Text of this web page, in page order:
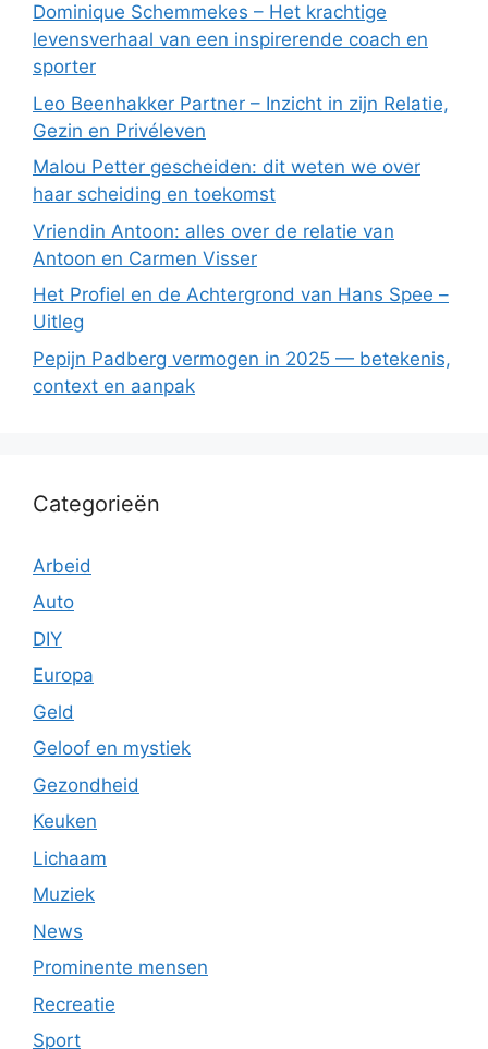
Dominique Schemmekes – Het krachtige
levensverhaal van een inspirerende coach en
sporter
Leo Beenhakker Partner – Inzicht in zijn Relatie,
Gezin en Privéleven
Malou Petter gescheiden: dit weten we over
haar scheiding en toekomst
Vriendin Antoon: alles over de relatie van
Antoon en Carmen Visser
Het Profiel en de Achtergrond van Hans Spee –
Uitleg
Pepijn Padberg vermogen in 2025 — betekenis,
context en aanpak
Categorieën
Arbeid
Auto
DIY
Europa
Geld
Geloof en mystiek
Gezondheid
Keuken
Lichaam
Muziek
News
Prominente mensen
Recreatie
Sport